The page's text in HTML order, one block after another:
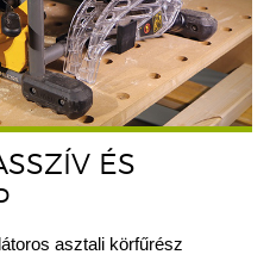
ÉS
asztali körfűrész